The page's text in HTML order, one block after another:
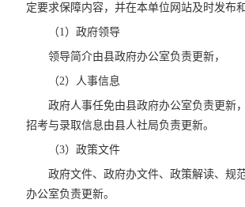
定要求保障内容，并在本单位网站及时发布
（1）政府领导
领导简介由县政府办公室负责更新，
（2）人事信息
政府人事任免由县政府办公室负责更新
招考与录取信息由县人社局负责更新。
（3）政策文件
政府文件、政府办文件、政策解读、规
办公室负责更新。